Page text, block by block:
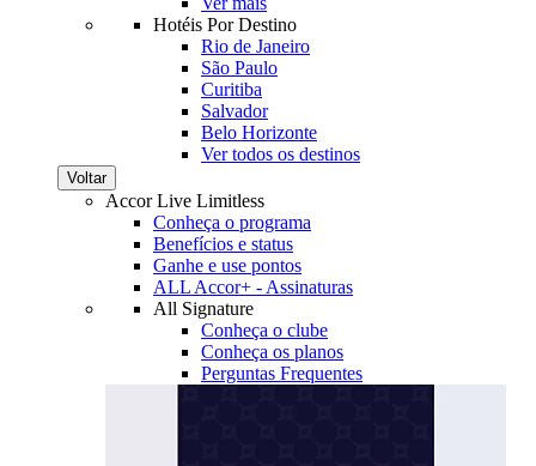
Hotéis Por Destino
Rio de Janeiro
São Paulo
Curitiba
Salvador
Belo Horizonte
Ver todos os destinos
Voltar
Accor Live Limitless
Conheça o programa
Benefícios e status
Ganhe e use pontos
ALL Accor+ - Assinaturas
All Signature
Conheça o clube
Conheça os planos
Perguntas Frequentes